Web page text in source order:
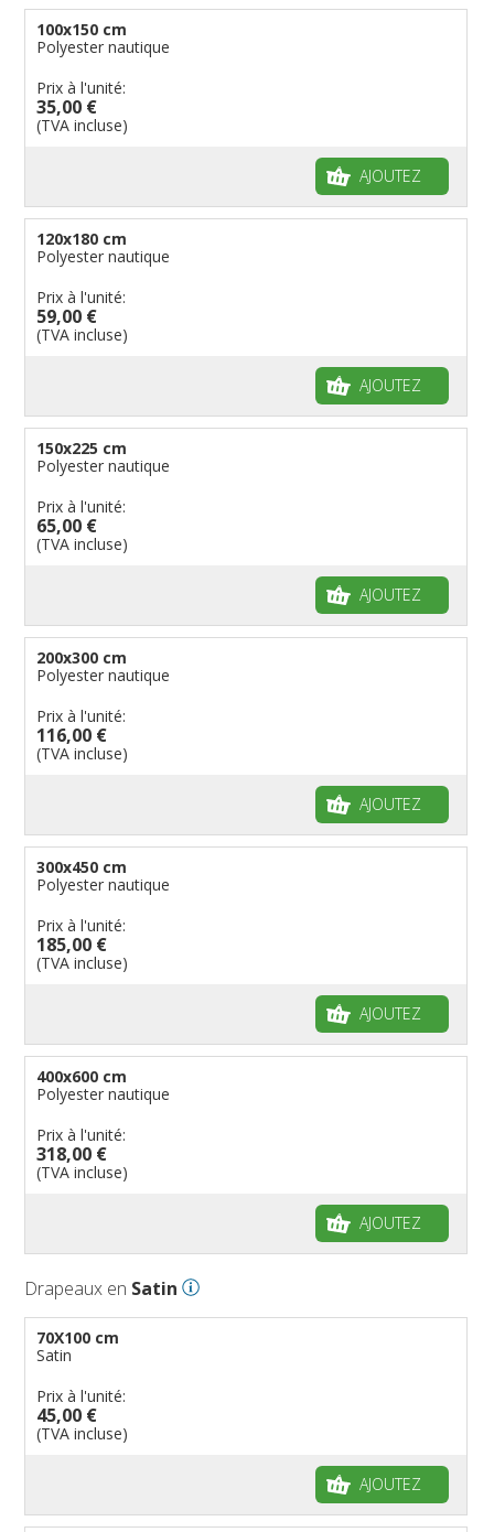
100x150 cm
Polyester nautique
Prix à l'unité:
35,00 €
(TVA incluse)
AJOUTEZ
120x180 cm
Polyester nautique
Prix à l'unité:
59,00 €
(TVA incluse)
AJOUTEZ
150x225 cm
Polyester nautique
Prix à l'unité:
65,00 €
(TVA incluse)
AJOUTEZ
200x300 cm
Polyester nautique
Prix à l'unité:
116,00 €
(TVA incluse)
AJOUTEZ
300x450 cm
Polyester nautique
Prix à l'unité:
185,00 €
(TVA incluse)
AJOUTEZ
400x600 cm
Polyester nautique
Prix à l'unité:
318,00 €
(TVA incluse)
AJOUTEZ
Drapeaux en Satin
70X100 cm
Satin
Prix à l'unité:
45,00 €
(TVA incluse)
AJOUTEZ